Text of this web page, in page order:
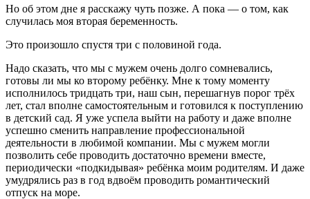
Но об этом дне я расскажу чуть позже. А пока — о том, как
случилась моя вторая беременность.
Это произошло спустя три с половиной года.
Надо сказать, что мы с мужем очень долго сомневались,
готовы ли мы ко второму ребёнку. Мне к тому моменту
исполнилось тридцать три, наш сын, перешагнув порог трёх
лет, стал вполне самостоятельным и готовился к поступлению
в детский сад. Я уже успела выйти на работу и даже вполне
успешно сменить направление профессиональной
деятельности в любимой компании. Мы с мужем могли
позволить себе проводить достаточно времени вместе,
периодически «подкидывая» ребёнка моим родителям. И даже
умудрялись раз в год вдвоём проводить романтический
отпуск на море.